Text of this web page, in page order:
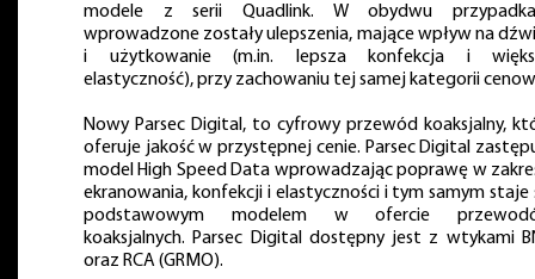
modele z serii Quadlink. W obydwu
wprowadzone zostały ulepszenia, mające wpływ na
i użytkowanie (m.in. lepsza konfekcja i
elastyczność), przy zachowaniu tej samej kategorii
Nowy Parsec Digital, to cyfrowy przewód koaksjalny,
oferuje jakość w przystępnej cenie. Parsec Digital
model High Speed Data wprowadzając poprawę w
ekranowania, konfekcji i elastyczności i tym samym staje
podstawowym modelem w ofercie
koaksjalnych. Parsec Digital dostępny jest z wtykami
oraz RCA (GRMO).